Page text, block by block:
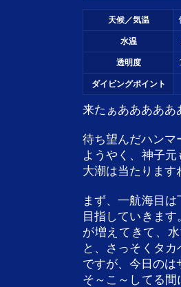
天候／気温
水温
透明度
ダイビングポイント
来たぁああああ
待ち望んだハンマ
ようやく、神子
大潮は当たります
まず、一航海目
目指していきま
が増えてきて、
と、さっそくタ
ですが、今日のは
そ～こ～してる